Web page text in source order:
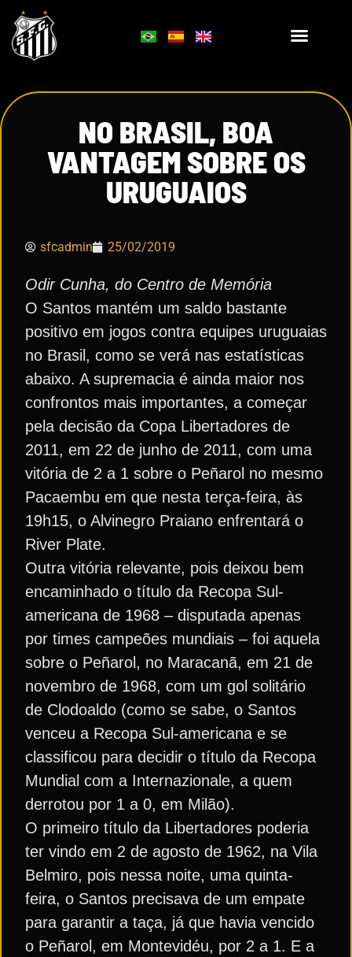
NO BRASIL, BOA
VANTAGEM SOBRE OS
URUGUAIOS
sfcadmin 25/02/2019
Odir Cunha, do Centro de Memória
O Santos mantém um saldo bastante
positivo em jogos contra equipes uruguaias
no Brasil, como se verá nas estatísticas
abaixo. A supremacia é ainda maior nos
confrontos mais importantes, a começar
pela decisão da Copa Libertadores de
2011, em 22 de junho de 2011, com uma
vitória de 2 a 1 sobre o Peñarol no mesmo
Pacaembu em que nesta terça-feira, às
19h15, o Alvinegro Praiano enfrentará o
River Plate.
Outra vitória relevante, pois deixou bem
encaminhado o título da Recopa Sul-
americana de 1968 – disputada apenas
por times campeões mundiais – foi aquela
sobre o Peñarol, no Maracanã, em 21 de
novembro de 1968, com um gol solitário
de Clodoaldo (como se sabe, o Santos
venceu a Recopa Sul-americana e se
classificou para decidir o título da Recopa
Mundial com a Internazionale, a quem
derrotou por 1 a 0, em Milão).
O primeiro título da Libertadores poderia
ter vindo em 2 de agosto de 1962, na Vila
Belmiro, pois nessa noite, uma quinta-
feira, o Santos precisava de um empate
para garantir a taça, já que havia vencido
o Peñarol, em Montevidéu, por 2 a 1. E a